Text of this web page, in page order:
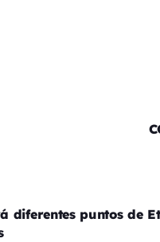
diferentes puntos de